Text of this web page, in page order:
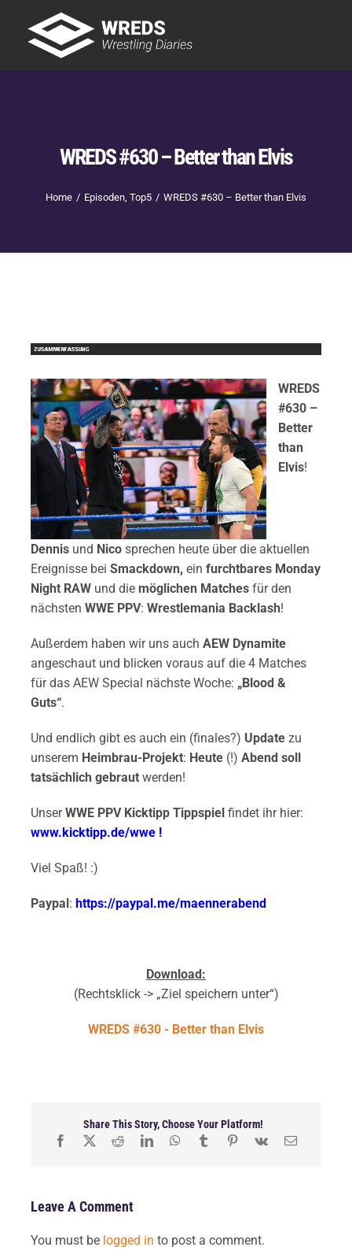
content
WREDS #630 – Better than Elvis
Home Episoden Top5 WREDS #630 – Better than Elvis
WREDS
#630 –
Better
than
Elvis!
Dennis und Nico sprechen heute über die aktuellen
Ereignisse bei Smackdown, ein furchtbares Monday
Night RAW und die möglichen Matchesfür den
nächsten WWE PPV: Wrestlemania Backlash!
Außerdem haben wir uns auch AEW Dynamite
angeschaut und blicken voraus auf die 4 Matches
für das AEW Special nächste Woche: „Blood &
Guts“.
Und endlich gibt es auch ein (finales?) Updatezu
unserem Heimbrau-Projekt: Heute(!) Abend soll
tatsächlich gebrautwerden!
UnserWWE PPV Kicktipp Tippspielfindet ihr hier:
www.kicktipp.de/wwe!
Viel Spaß! :)
Paypal: https://paypal.me/maennerabend
Download:
(Rechtsklick -> „Ziel speichern unter“)
WREDS #630 - Better than Elvis
Share This Story, Choose Your Platform!
Leave A Comment
You must be logged in to post a comment.